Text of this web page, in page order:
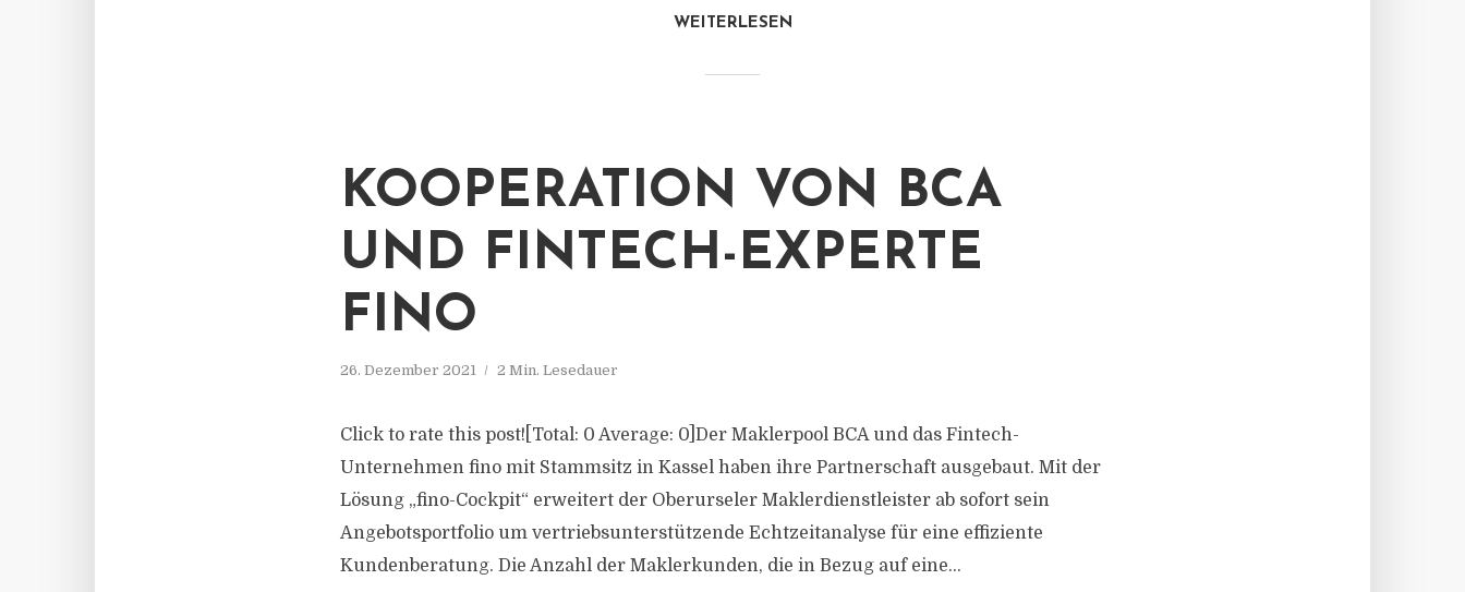
WEITERLESEN
KOOPERATION VON BCA
UND FINTECH-EXPERTE
FINO
26. Dezember 2021 2 Min. Lesedauer
Click to rate this post![Total: 0 Average: 0]Der Maklerpool BCA und das Fintech-
Unternehmen fino mit Stammsitz in Kassel haben ihre Partnerschaft ausgebaut. Mit der
Lösung „fino-Cockpit“ erweitert der Oberurseler Maklerdienstleister ab sofort sein
Angebotsportfolio um vertriebsunterstützende Echtzeitanalyse für eine effiziente
Kundenberatung. Die Anzahl der Maklerkunden, die in Bezug auf eine...